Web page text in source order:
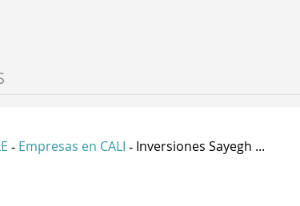
- Empresas en CALI - Inversiones Sayegh ...